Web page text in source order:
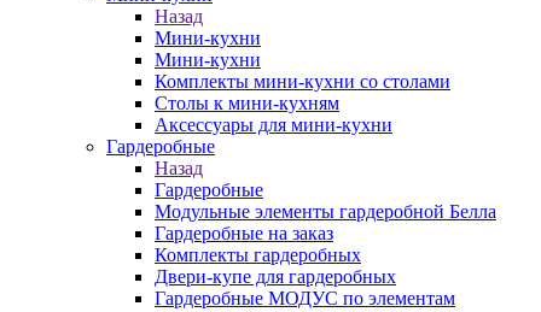
Назад
Мини-кухни
Мини-кухни
Комплекты мини-кухни со столами
Столы к мини-кухням
Аксессуары для мини-кухни
Гардеробные
Назад
Гардеробные
Модульные элементы гардеробной Белла
Гардеробные на заказ
Комплекты гардеробных
Двери-купе для гардеробных
Гардеробные МОДУС по элементам